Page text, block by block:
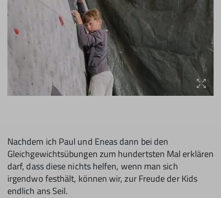
Nachdem ich Paul und Eneas dann bei den
Gleichgewichtsübungen zum hun­dertsten Mal erklären
darf, dass diese nichts helfen, wenn man sich
irgendwo festhält, können wir, zur Freude der Kids
endlich ans Seil.